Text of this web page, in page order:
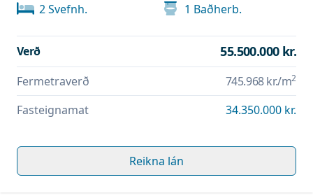
2Svefnh. 1 Baðherb.
Verð 55.500.000 kr.
Fermetraverð 745.968 kr./m2
Fasteignamat 34.350.000 kr.
Reikna lán